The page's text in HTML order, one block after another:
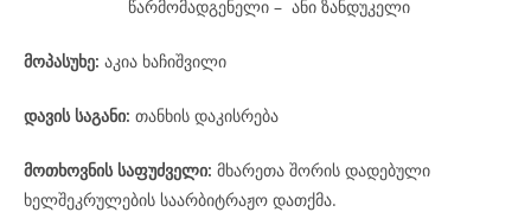
წარმომადგენელი – ანი ზანდუკელი
მოპასუხე: აკია ხაჩიშვილი
დავის საგანი: თანხის დაკისრება
მოთხოვნის საფუძველი: მხარეთა შორის დადებული
ხელშეკრულების საარბიტრაჟო დათქმა.